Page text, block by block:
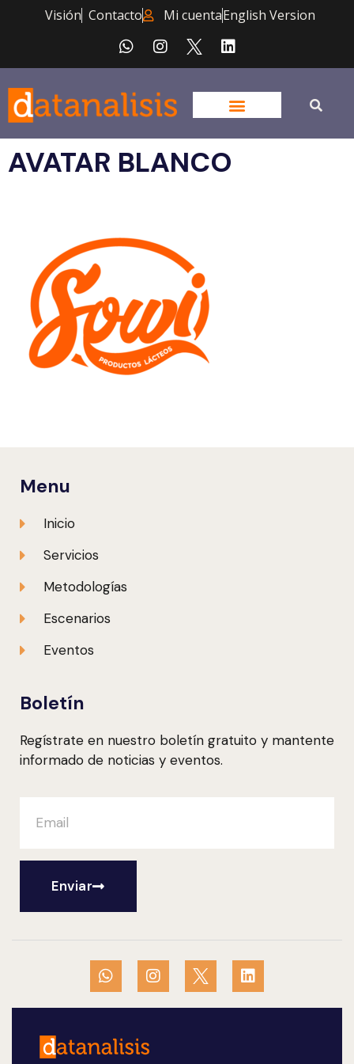
Visión Contacto Mi cuentaEnglish Version
AVATAR BLANCO
Menu
Inicio
Servicios
Metodologías
Escenarios
Eventos
Boletín
Regístrate en nuestro boletín gratuito y mantente
informado de noticias y eventos.
Enviar